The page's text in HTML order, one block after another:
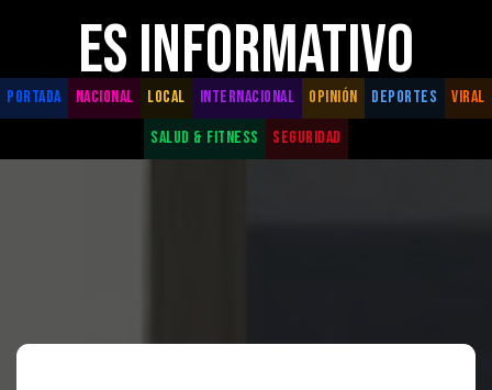
ES INFORMATIVO
PORTADA NACIONAL LOCAL INTERNACIONAL OPINIÓN DEPORTES
VIRAL
SALUD & FITNESS
SEGURIDAD